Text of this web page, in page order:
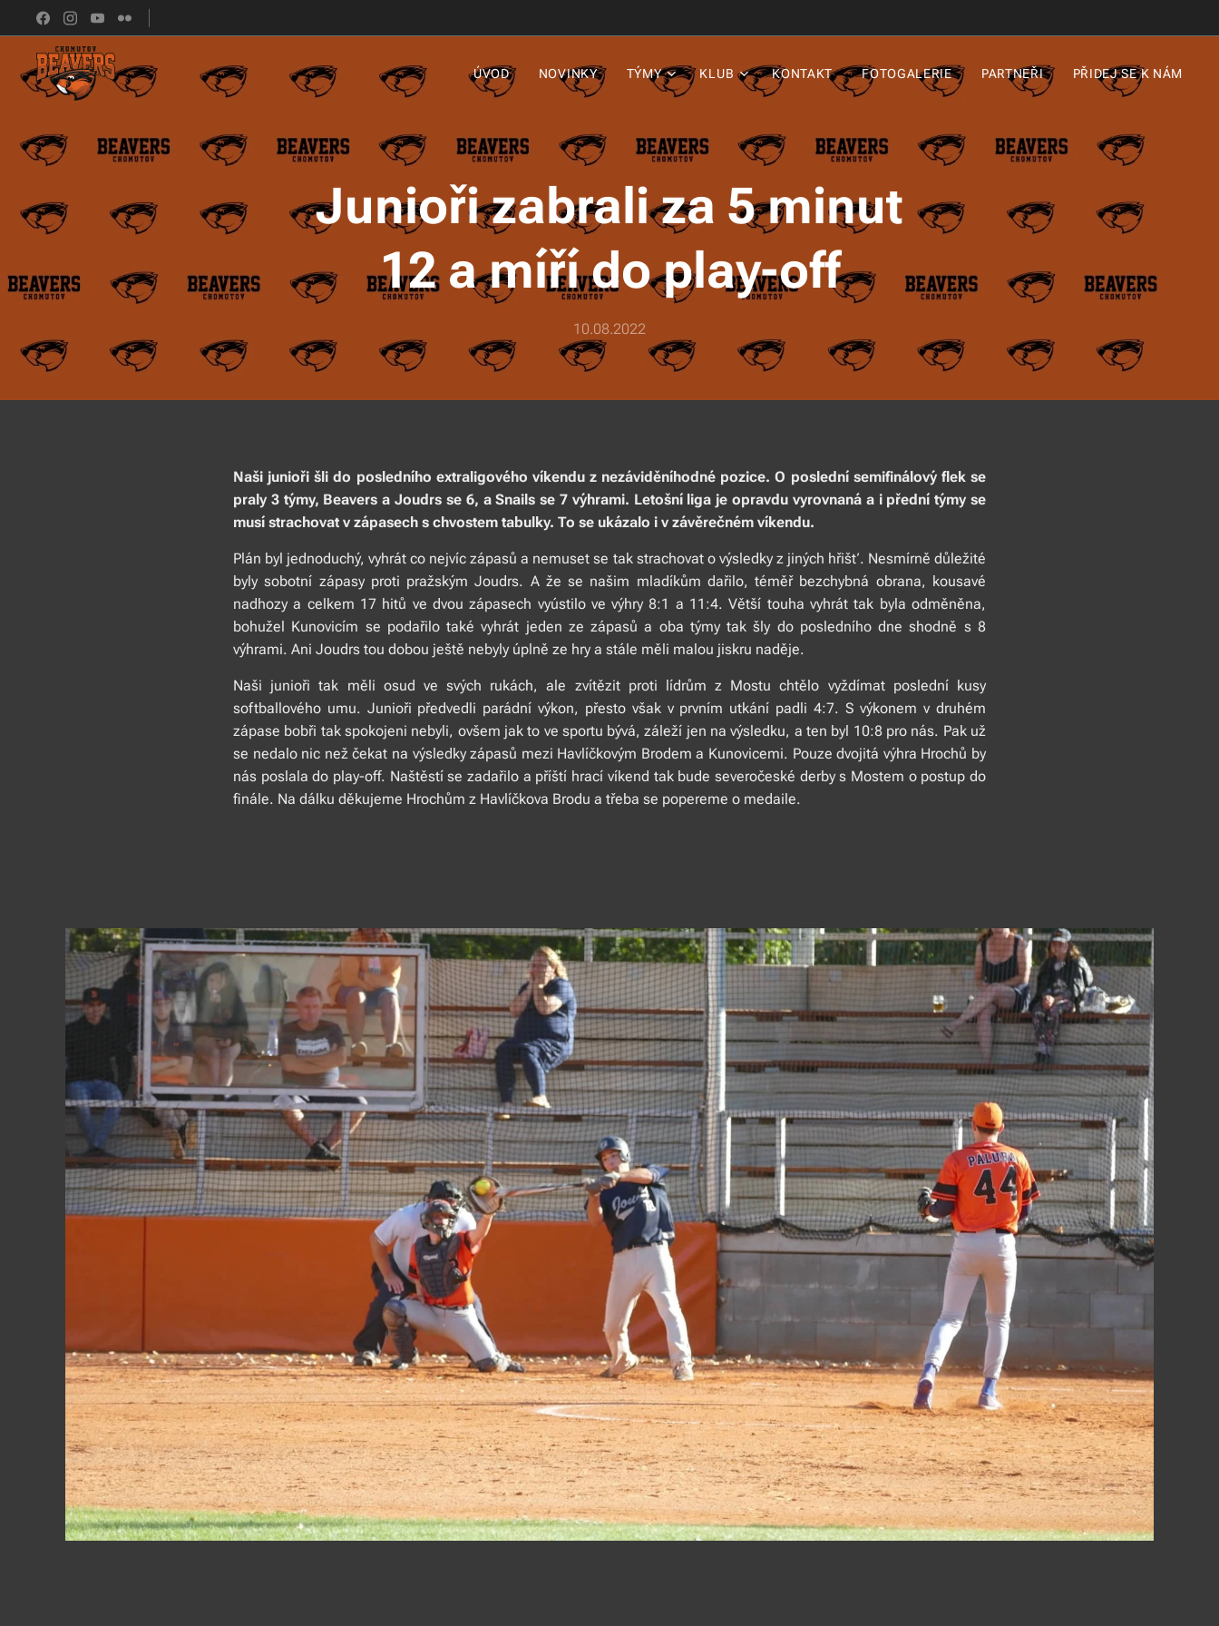
ÚVOD NOVINKY TÝMY KLUB KONTAKT FOTOGALERIE PARTNEŘI PŘIDEJ SE K NÁM
Junioři zabrali za 5 minut
12 a míří do play-off
10.08.2022
Naši junioři šli do posledního extraligového víkendu z nezáviděníhodné pozice. O poslední semifinálový flek se
praly 3 týmy, Beavers a Joudrs se 6, a Snails se 7 výhrami. Letošní liga je opravdu vyrovnaná a i přední týmy se
musí strachovat v zápasech s chvostem tabulky. To se ukázalo i v závěrečném víkendu.
Plán byl jednoduchý, vyhrát co nejvíc zápasů a nemuset se tak strachovat o výsledky z jiných hřišť. Nesmírně důležité
byly sobotní zápasy proti pražským Joudrs. A že se našim mladíkům dařilo, téměř bezchybná obrana, kousavé
nadhozy a celkem 17 hitů ve dvou zápasech vyústilo ve výhry 8:1 a 11:4. Větší touha vyhrát tak byla odměněna,
bohužel Kunovicím se podařilo také vyhrát jeden ze zápasů a oba týmy tak šly do posledního dne shodně s 8
výhrami. Ani Joudrs tou dobou ještě nebyly úplně ze hry a stále měli malou jiskru naděje.
Naši junioři tak měli osud ve svých rukách, ale zvítězit proti lídrům z Mostu chtělo vyždímat poslední kusy
softballového umu. Junioři předvedli parádní výkon, přesto však v prvním utkání padli 4:7. S výkonem v druhém
zápase bobři tak spokojeni nebyli, ovšem jak to ve sportu bývá, záleží jen na výsledku, a ten byl 10:8 pro nás. Pak už
se nedalo nic než čekat na výsledky zápasů mezi Havlíčkovým Brodem a Kunovicemi. Pouze dvojitá výhra Hrochů by
nás poslala do play-off. Naštěstí se zadařilo a příští hrací víkend tak bude severočeské derby s Mostem o postup do
finále. Na dálku děkujeme Hrochům z Havlíčkova Brodu a třeba se popereme o medaile.